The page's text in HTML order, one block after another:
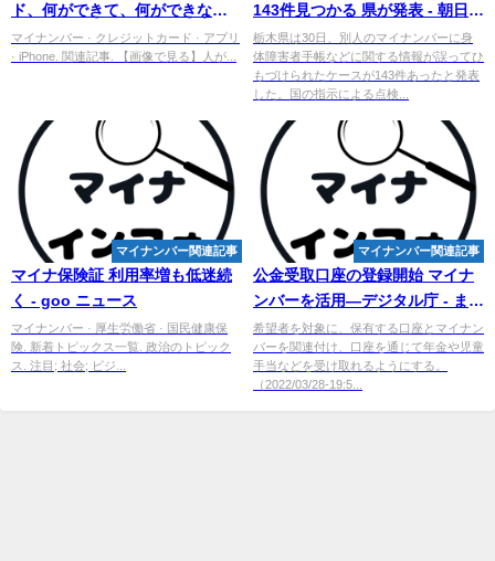
ド、何ができて、何ができな
い？（ITmedia NEWS）
マイナンバー · クレジットカード · アプリ
· iPhone. 関連記事. 【画像で見る】人が...
143件見つかる 県が発表 - 朝日新
聞デジタル
栃木県は30日、別人のマイナンバーに身
体障害者手帳などに関する情報が誤ってひ
もづけられたケースが143件あったと発表
した。国の指示による点検...
マイナンバー関連記事
マイナ保険証 利用率増も低迷続
く - goo ニュース
マイナンバー · 厚生労働省 · 国民健康保
険. 新着トピックス一覧. 政治のトピック
ス. 注目; 社会; ビジ...
マイナンバー関連記事
公金受取口座の登録開始 マイナ
ンバーを活用―デジタル庁 - まぐ
まぐニュース！
希望者を対象に、保有する口座とマイナン
バーを関連付け、口座を通じて年金や児童
手当などを受け取れるようにする。
（2022/03/28-19:5...